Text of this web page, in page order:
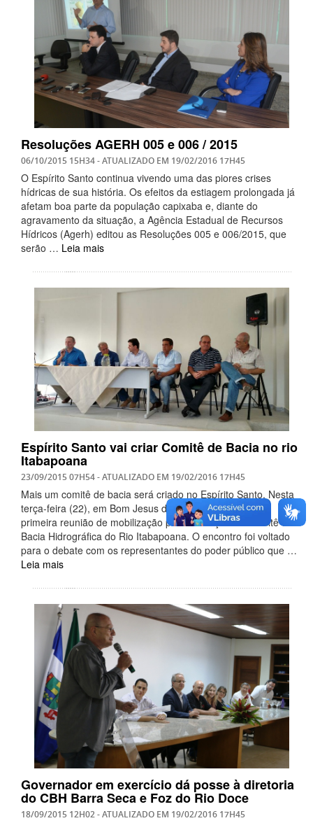
Resoluções AGERH 005 e 006 / 2015
06/10/2015 15H34- ATUALIZADO EM 19/02/2016 17H45
O Espírito Santo continua vivendo uma das piores crises
hídricas de sua história. Os efeitos da estiagem prolongada já
afetam boa parte da população capixaba e, diante do
agravamento da situação, a Agência Estadual de Recursos
Hídricos (Agerh) editou as Resoluções 005 e 006/2015, que
serão … Leia mais
Espírito Santo vai criar Comitê de Bacia no rio
Itabapoana
23/09/2015 07H54- ATUALIZADO EM 19/02/2016 17H45
Mais um comitê de bacia será criado no Espírito Santo. Nesta
terça-feira (22), em Bom Jesus do Norte, foi realizada a
primeira reunião de mobilização para formação do Comitê da
Bacia Hidrográfica do Rio Itabapoana. O encontro foi voltado
para o debate com os representantes do poder público que …
Leia mais
Governador em exercício dá posse à diretoria
do CBH Barra Seca e Foz do Rio Doce
18/09/2015 12H02- ATUALIZADO EM 19/02/2016 17H45